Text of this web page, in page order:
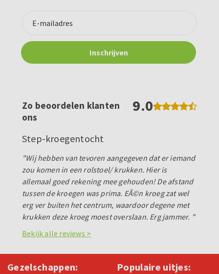
Zo beoordelen klanten
ons
9.0
Step-kroegentocht
"Wij hebben van tevoren aangegeven dat er iemand
zou komen in een rolstoel/ krukken. Hier is
allemaal goed rekening mee gehouden! De afstand
tussen de kroegen was prima. EÃ©n kroeg zat wel
erg ver buiten het centrum, waardoor degene met
krukken deze kroeg moest overslaan. Erg jammer. "
Bekijk alle reviews >
Gezelschappen: Populaire uitjes: